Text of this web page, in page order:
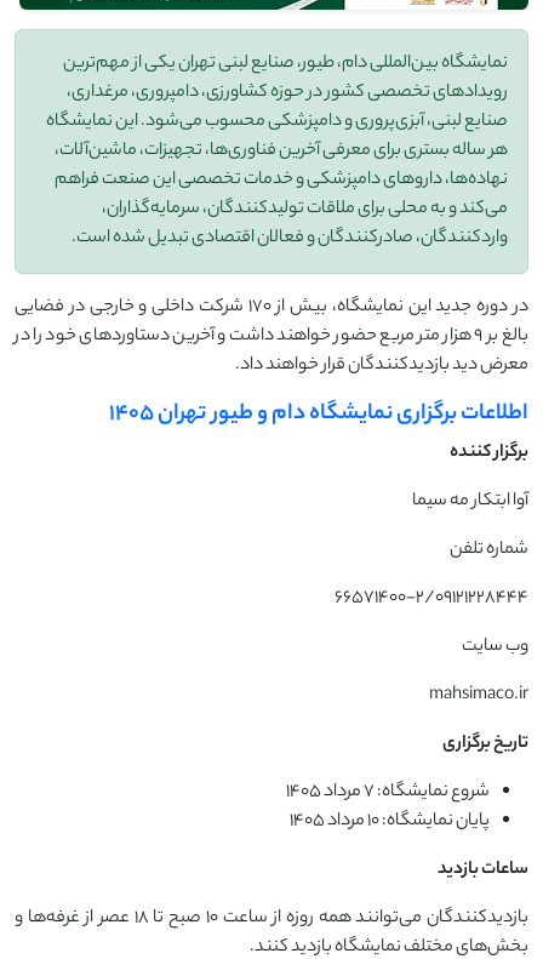
نمایشگاه بین‌المللی دام، طیور، صنایع لبنی تهران یکی از مهم‌ترین
رویدادهای تخصصی کشور در حوزه کشاورزی، دامپروری، مرغداری،
صنایع لبنی، آبزی‌پروری و دامپزشکی محسوب می‌شود. این نمایشگاه
هر ساله بستری برای معرفی آخرین فناوری‌ها، تجهیزات، ماشین‌آلات،
نهاده‌ها، داروهای دامپزشکی و خدمات تخصصی این صنعت فراهم
می‌کند و به محلی برای ملاقات تولیدکنندگان، سرمایه‌گذاران،
واردکنندگان، صادرکنندگان و فعالان اقتصادی تبدیل شده است.
در دوره جدید این نمایشگاه، بیش از ۱۷۰ شرکت داخلی و خارجی در فضایی
بالغ بر ۹ هزار متر مربع حضور خواهند داشت و آخرین دستاوردهای خود را در
معرض دید بازدیدکنندگان قرار خواهند داد.
اطلاعات برگزاری نمایشگاه دام و طیور تهران ۱۴۰۵
برگزار کننده
آوا ابتکار مه سیما
شماره تلفن
66571400-2/09121228444
وب سایت
mahsimaco.ir
تاریخ برگزاری
شروع نمایشگاه: 7 مرداد ۱۴۰۵
پایان نمایشگاه: 10 مرداد ۱۴۰۵
ساعات بازدید
بازدیدکنندگان می‌توانند همه روزه از ساعت ۱۰ صبح تا ۱۸ عصر از غرفه‌ها و
بخش‌های مختلف نمایشگاه بازدید کنند.